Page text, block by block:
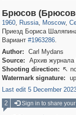
Брюсов
1960, Russia
1,406,871
, Moscow
319,861 8,286
,
160,009
Приезд Бориса
Вариант #1963286.
Author:
Carl Mydans
Source:
Архив журнала
Shooting direction: 
Watermark signature:
Last edit 5 December
2
Sign in to share